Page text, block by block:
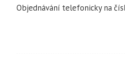
Objednávání telefonicky na